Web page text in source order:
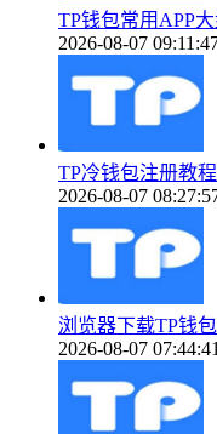
TP钱包常用APP
2026-08-07
TP冷钱包注册教
2026-08-07
浏览器下载TP钱
2026-08-07 07:44:41